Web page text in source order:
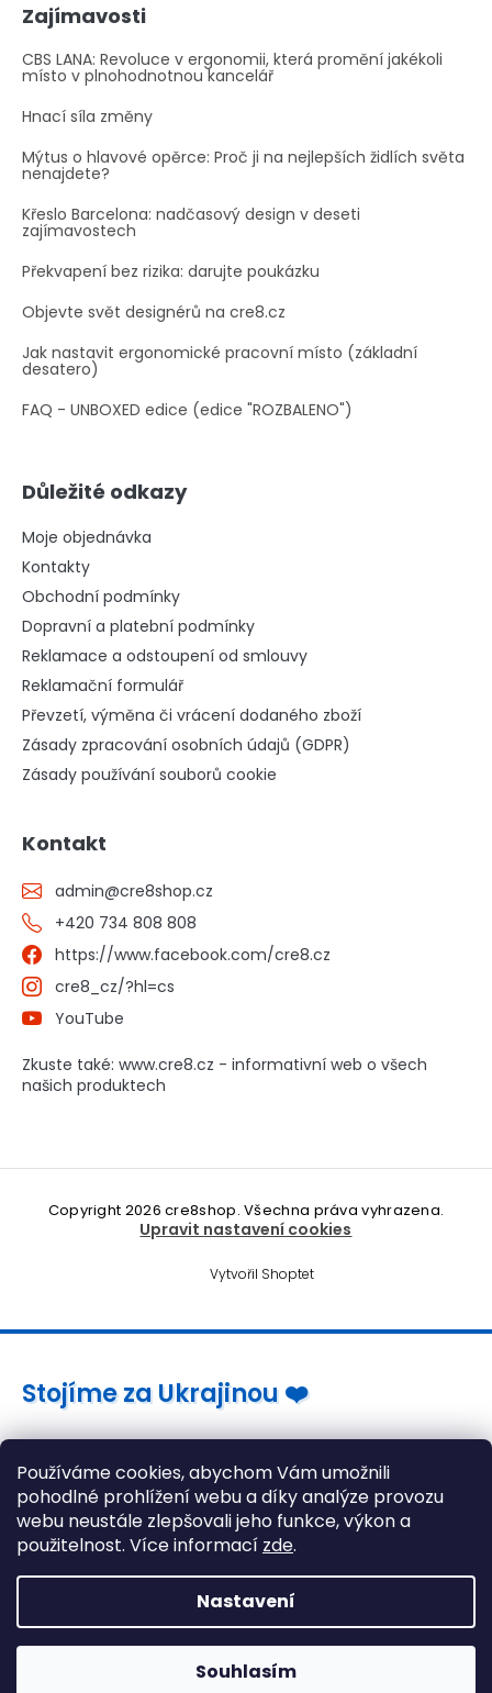
Používáme cookies, abychom Vám umožnili
pohodlné prohlížení webu a díky analýze provozu
webu neustále zlepšovali jeho funkce, výkon a
použitelnost. Více informací zde.
Nastavení
Souhlasím
Zajímavosti
CBS LANA: Revoluce v ergonomii, která promění jakékoli
místo v plnohodnotnou kancelář
Hnací síla změny
Mýtus o hlavové opěrce: Proč ji na nejlepších židlích světa
nenajdete?
Křeslo Barcelona: nadčasový design v deseti
zajímavostech
Překvapení bez rizika: darujte poukázku
Objevte svět designérů na cre8.cz
Jak nastavit ergonomické pracovní místo (základní
desatero)
FAQ - UNBOXED edice (edice "ROZBALENO")
Důležité odkazy
Moje objednávka
Kontakty
Obchodní podmínky
Dopravní a platební podmínky
Reklamace a odstoupení od smlouvy
Reklamační formulář
Převzetí, výměna či vrácení dodaného zboží
Zásady zpracování osobních údajů (GDPR)
Zásady používání souborů cookie
Kontakt
admin@cre8shop.cz
+420 734 808 808
https://www.facebook.com/cre8.cz
cre8_cz/?hl=cs
YouTube
Zkuste také: www.cre8.cz - informativní web o všech
našich produktech
Vytvořil Shoptet
Copyright 2026cre8shop. Všechna práva vyhrazena.
Upravit nastavení cookies
Stojíme za Ukrajinou ❤️
Jak a čím pomoci »